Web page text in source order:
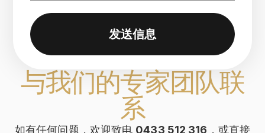
与我们的专家团队联
系
如有任何问题，欢迎致电 0433 512 316 ，或直接
发送信息